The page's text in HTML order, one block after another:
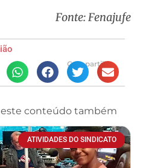
Fonte: Fenajufe
Compartilhe
este conteúdo também
ATIVIDADES DO SINDICATO